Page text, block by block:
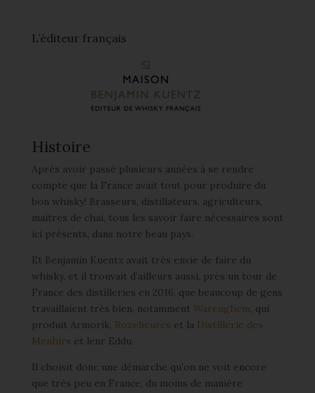
L’éditeur français
Histoire
Après avoir passé plusieurs années à se rendre
compte que la France avait tout pour produire du
bon whisky! Brasseurs, distillateurs, agriculteurs,
maitres de chai, tous les savoir faire nécessaires sont
ici présents, dans notre beau pays.
Et Benjamin Kuentz avait très envie de faire du
whisky, et il trouvait d’ailleurs aussi, près un tour de
France des distilleries en 2016, que beaucoup de gens
travaillaient très bien, notamment Warenghem , qui
produit Armorik, Rozelieures et la Distillerie des
Menhirs et leur Eddu.
Il choisit donc une démarche qu’on ne voit encore
que très peu en France, du moins de manière